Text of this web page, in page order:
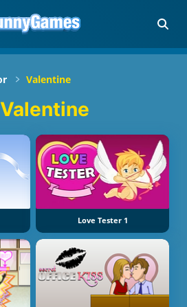
Valentine
Love Tester 1